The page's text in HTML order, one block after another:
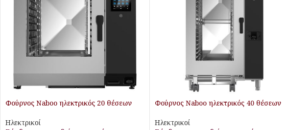
Φούρνος Naboo ηλεκτρικός 20 θέσεων
Ηλεκτρικοί
Φούρνος Naboo ηλεκτρικός 40 θέσεων
Ηλεκτρικοί